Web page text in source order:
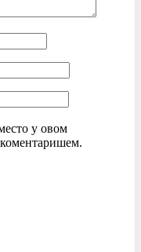
у овом
коментаришем.